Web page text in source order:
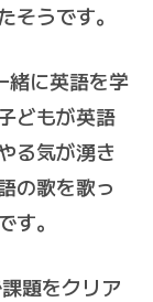
そうです。
緒に英語を学
どもが英語
る気が湧き
の歌を歌っ
す。
題をクリア